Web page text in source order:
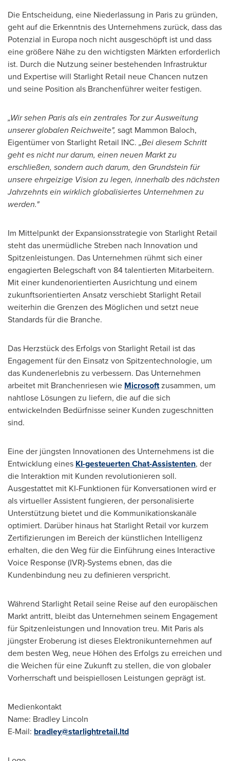
Die Entscheidung, eine Niederlassung in Pariszu gründen,
geht auf die Erkenntnis des Unternehmens zurück, dass das
Potenzial in Europa noch nicht ausgeschöpft ist und dass
eine größere Nähe zu den wichtigsten Märkten erforderlich
ist. Durch die Nutzung seiner bestehenden Infrastruktur
und Expertise will Starlight Retail neue Chancen nutzen
und seine Position als Branchenführer weiter festigen.
„Wir sehen Parisals ein zentrales Tor zur Ausweitung
unserer globalen Reichweite", sagt Mammon Baloch,
Eigentümer von Starlight Retail INC. „Bei diesem Schritt
geht es nicht nur darum, einen neuen Markt zu
erschließen, sondern auch darum, den Grundstein für
unsere ehrgeizige Vision zu legen, innerhalb des nächsten
Jahrzehnts ein wirklich globalisiertes Unternehmen zu
werden."
Im Mittelpunkt der Expansionsstrategie von Starlight Retail
steht das unermüdliche Streben nach Innovation und
Spitzenleistungen. Das Unternehmen rühmt sich einer
engagierten Belegschaft von 84 talentierten Mitarbeitern.
Mit einer kundenorientierten Ausrichtung und einem
zukunftsorientierten Ansatz verschiebt Starlight Retail
weiterhin die Grenzen des Möglichen und setzt neue
Standards für die Branche.
Das Herzstück des Erfolgs von Starlight Retail ist das
Engagement für den Einsatz von Spitzentechnologie, um
das Kundenerlebnis zu verbessern. Das Unternehmen
arbeitet mit Branchenriesen wie Microsoftzusammen, um
nahtlose Lösungen zu liefern, die auf die sich
entwickelnden Bedürfnisse seiner Kunden zugeschnitten
sind.
Eine der jüngsten Innovationen des Unternehmens ist die
Entwicklung eines KI-gesteuerten Chat-Assistenten, der
die Interaktion mit Kunden revolutionieren soll.
Ausgestattet mit KI-Funktionen für Konversationen wird er
als virtueller Assistent fungieren, der personalisierte
Unterstützung bietet und die Kommunikationskanäle
optimiert. Darüber hinaus hat Starlight Retail vor kurzem
Zertifizierungen im Bereich der künstlichen Intelligenz
erhalten, die den Weg für die Einführung eines Interactive
Voice Response (IVR)-Systems ebnen, das die
Kundenbindung neu zu definieren verspricht.
Während Starlight Retail seine Reise auf den europäischen
Markt antritt, bleibt das Unternehmen seinem Engagement
für Spitzenleistungen und Innovation treu. Mit Parisals
jüngster Eroberung ist dieses Elektronikunternehmen auf
dem besten Weg, neue Höhen des Erfolgs zu erreichen und
die Weichen für eine Zukunft zu stellen, die von globaler
Vorherrschaft und beispiellosen Leistungen geprägt ist.
Medienkontakt
Name: Bradley Lincoln
E-Mail: bradley@starlightretail.ltd